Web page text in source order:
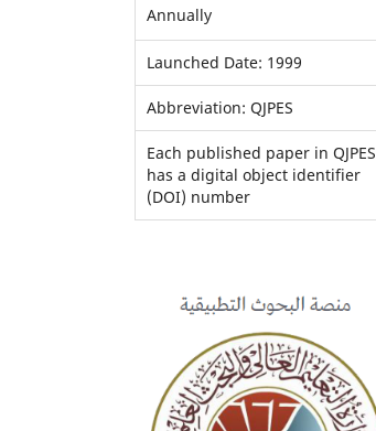
Annually
Launched Date: 1999
Abbreviation: QJPES
Each published paper in QJPES
has a digital object identifier
(DOI) number